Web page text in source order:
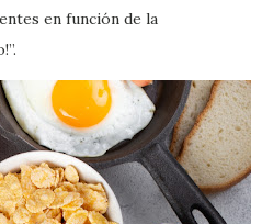
en función de la